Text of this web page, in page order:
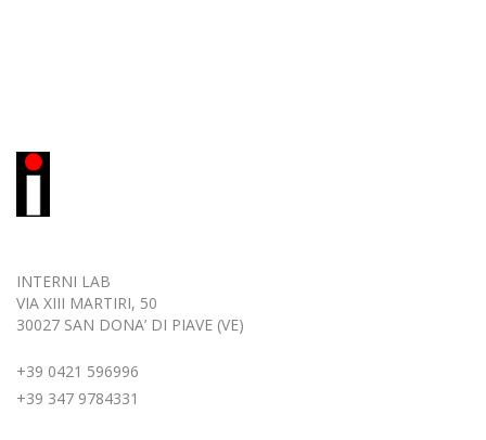
INTERNI LAB
VIA XIII MARTIRI, 50
30027 SAN DONA’ DI PIAVE (VE)
+39 0421 596996
+39 347 9784331